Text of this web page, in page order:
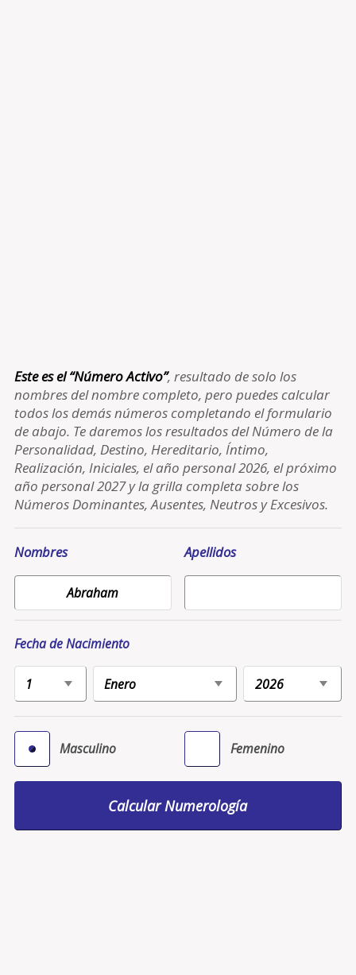
Este es el “Número Activo”, resultado de solo los
nombres del nombre completo, pero puedes calcular
todos los demás números completando el formulario
de abajo. Te daremos los resultados del Número de la
Personalidad, Destino, Hereditario, Íntimo,
Realización, Iniciales, el año personal 2026, el próximo
año personal 2027 y la grilla completa sobre los
Números Dominantes, Ausentes, Neutros y Excesivos.
Nombres Apellidos
Fecha de Nacimiento
Masculino Femenino